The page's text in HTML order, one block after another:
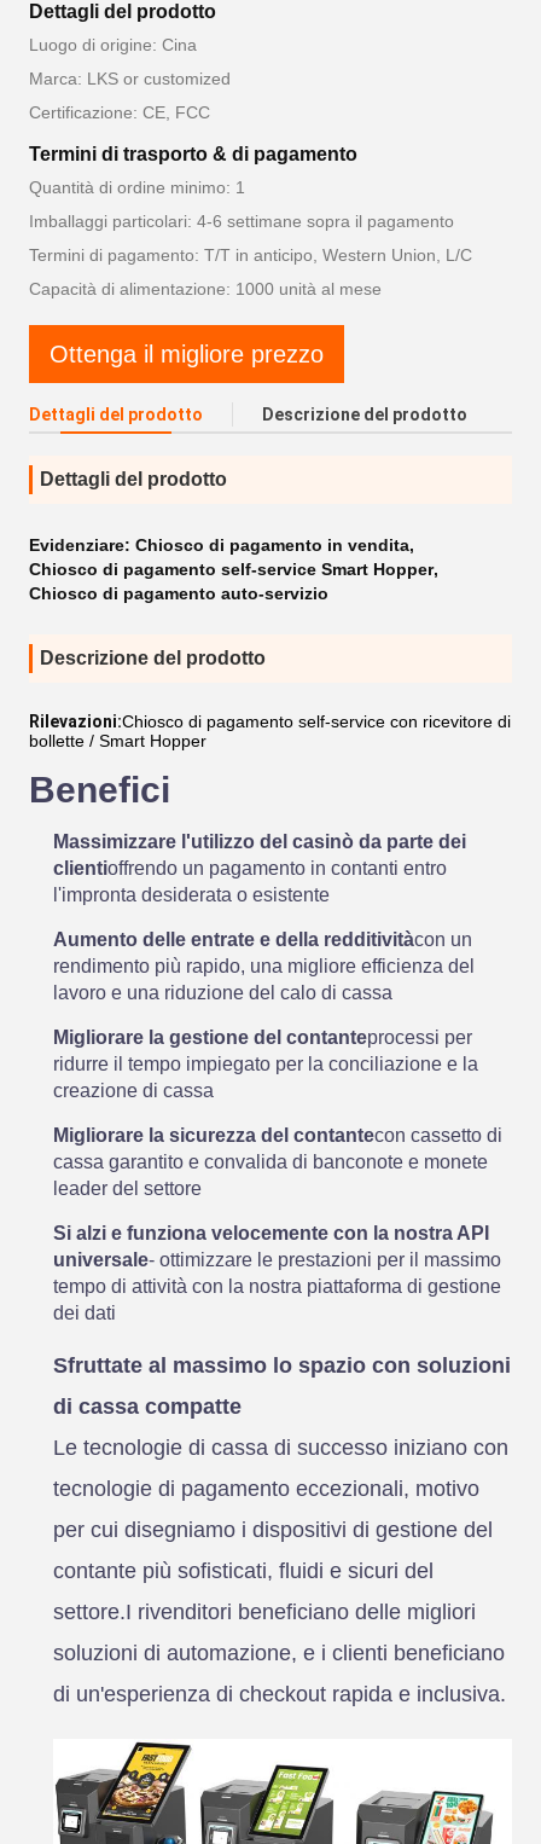
Dettagli del prodotto
Luogo di origine: Cina
Marca: LKS or customized
Certificazione: CE, FCC
Termini di trasporto & di pagamento
Quantità di ordine minimo: 1
Imballaggi particolari: 4-6 settimane sopra il pagamento
Termini di pagamento: T/T in anticipo, Western Union, L/C
Capacità di alimentazione: 1000 unità al mese
Ottenga il migliore prezzo
Dettagli del prodotto Descrizione del prodotto
Dettagli del prodotto
Evidenziare: Chiosco di pagamento in vendita,
Chiosco di pagamento self-service Smart Hopper,
Chiosco di pagamento auto-servizio
Descrizione del prodotto
Rilevazioni:Chiosco di pagamento self-service con ricevitore di
bollette / Smart Hopper
Benefici
Massimizzare l'utilizzo del casinò da parte dei
clientioffrendo un pagamento in contanti entro
l'impronta desiderata o esistente
Aumento delle entrate e della redditivitàcon un
rendimento più rapido, una migliore efficienza del
lavoro e una riduzione del calo di cassa
Migliorare la gestione del contanteprocessi per
ridurre il tempo impiegato per la conciliazione e la
creazione di cassa
Migliorare la sicurezza del contantecon cassetto di
cassa garantito e convalida di banconote e monete
leader del settore
Si alzi e funziona velocemente con la nostra API
universale- ottimizzare le prestazioni per il massimo
tempo di attività con la nostra piattaforma di gestione
dei dati
Sfruttate al massimo lo spazio con soluzioni
di cassa compatte
Le tecnologie di cassa di successo iniziano con
tecnologie di pagamento eccezionali, motivo
per cui disegniamo i dispositivi di gestione del
contante più sofisticati, fluidi e sicuri del
settore.I rivenditori beneficiano delle migliori
soluzioni di automazione, e i clienti beneficiano
di un'esperienza di checkout rapida e inclusiva.